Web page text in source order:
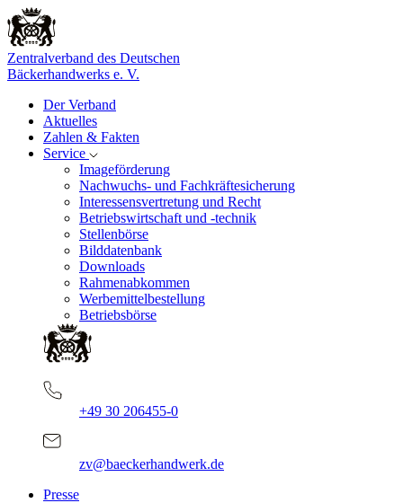
Zentralverband des Deutschen
Bäckerhandwerks e. V.
Der Verband
Aktuelles
Zahlen & Fakten
Service
Imageförderung
Nachwuchs- und Fachkräftesicherung
Interessensvertretung und Recht
Betriebswirtschaft und -technik
Stellenbörse
Bilddatenbank
Downloads
Rahmenabkommen
Werbemittelbestellung
Betriebsbörse
+49 30 206455-0
zv@baeckerhandwerk.de
Presse